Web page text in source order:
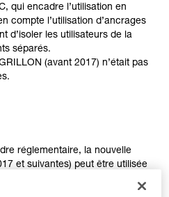
qui encadre l’utilisation en
compte l’utilisation d’ancrages
d’isoler les utilisateurs de la
séparés.
(avant 2017) n’était pas
réglementaire, la nouvelle
et suivantes) peut être utilisée